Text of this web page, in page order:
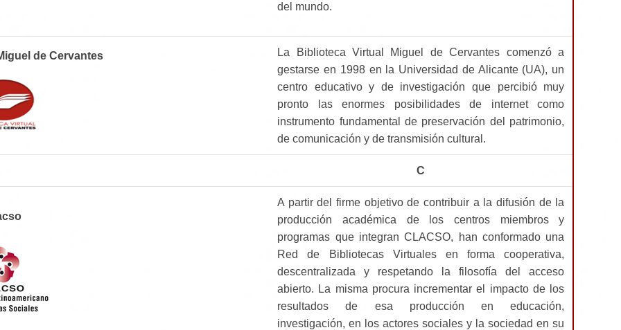
del mundo.
de Cervantes
La Biblioteca Virtual Miguel de Cervantes comenzó a
gestarse en 1998 en la Universidad de Alicante (UA), un
centro educativo y de investigación que percibió muy
pronto las enormes posibilidades de internet como
instrumento fundamental de preservación del patrimonio,
de comunicación y de transmisión cultural.
C
A partir del firme objetivo de contribuir a la difusión de la
producción académica de los centros miembros y
programas que integran CLACSO, han conformado una
Red de Bibliotecas Virtuales en forma cooperativa,
descentralizada y respetando la filosofía del acceso
abierto. La misma procura incrementar el impacto de los
resultados de esa producción en educación,
investigación, en los actores sociales y la sociedad en su